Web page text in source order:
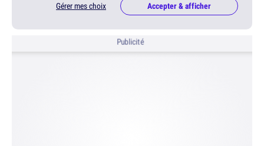
Gérer mes choix Accepter & afficher
Publicité